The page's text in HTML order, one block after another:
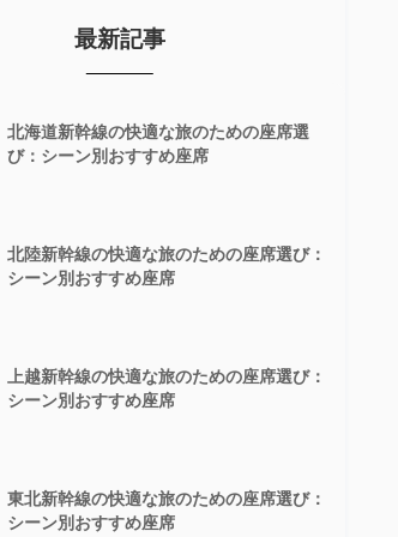
最新記事
北海道新幹線の快適な旅のための座席選
び：シーン別おすすめ座席
北陸新幹線の快適な旅のための座席選び：
シーン別おすすめ座席
上越新幹線の快適な旅のための座席選び：
シーン別おすすめ座席
東北新幹線の快適な旅のための座席選び：
シーン別おすすめ座席